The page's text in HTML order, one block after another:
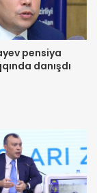
pensiya
danışdı